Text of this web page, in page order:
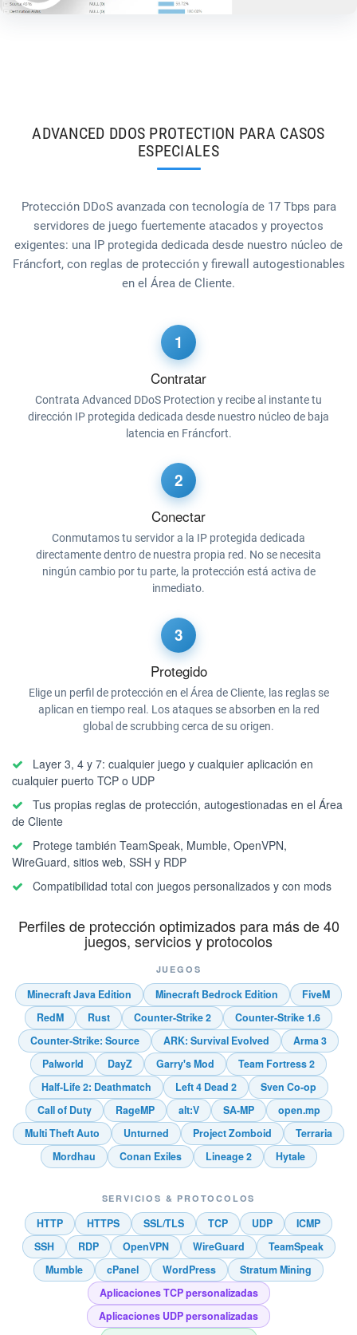
ADVANCED DDOS PROTECTION PARA CASOS
ESPECIALES
Protección DDoS avanzada con tecnología de 17 Tbps para
servidores de juego fuertemente atacados y proyectos
exigentes: una IP protegida dedicada desde nuestro núcleo de
Fráncfort, con reglas de protección y firewall autogestionables
en el Área de Cliente.
1
Contratar
Contrata Advanced DDoS Protection y recibe al instante tu
dirección IP protegida dedicada desde nuestro núcleo de baja
latencia en Fráncfort.
2
Conectar
Conmutamos tu servidor a la IP protegida dedicada
directamente dentro de nuestra propia red. No se necesita
ningún cambio por tu parte, la protección está activa de
inmediato.
3
Protegido
Elige un perfil de protección en el Área de Cliente, las reglas se
aplican en tiempo real. Los ataques se absorben en la red
global de scrubbing cerca de su origen.
Layer 3, 4 y 7: cualquier juego y cualquier aplicación en
cualquier puerto TCP o UDP
Tus propias reglas de protección, autogestionadas en el Área
de Cliente
Protege también TeamSpeak, Mumble, OpenVPN,
WireGuard, sitios web, SSH y RDP
Compatibilidad total con juegos personalizados y con mods
Perfiles de protección optimizados para más de 40
juegos, servicios y protocolos
JUEGOS
Minecraft Java Edition Minecraft Bedrock Edition
FiveM
RedM
Rust Counter-Strike 2
Counter-Strike 1.6
Counter-Strike: Source
ARK: Survival Evolved
Arma 3
Palworld
DayZ Garry's Mod
Team Fortress 2
Half-Life 2: Deathmatch
Left 4 Dead 2
Sven Co-op
Call of Duty
RageMP alt:V SA-MP
open.mp
Multi Theft Auto
Unturned Project Zomboid
Terraria
Mordhau
Conan Exiles Lineage 2 Hytale
SERVICIOS & PROTOCOLOS
HTTP HTTPS SSL/TLS TCP UDP
ICMP
SSH
RDP OpenVPN WireGuard
TeamSpeak
Mumble
cPanel WordPress
Stratum Mining
Aplicaciones TCP personalizadas
Aplicaciones UDP personalizadas